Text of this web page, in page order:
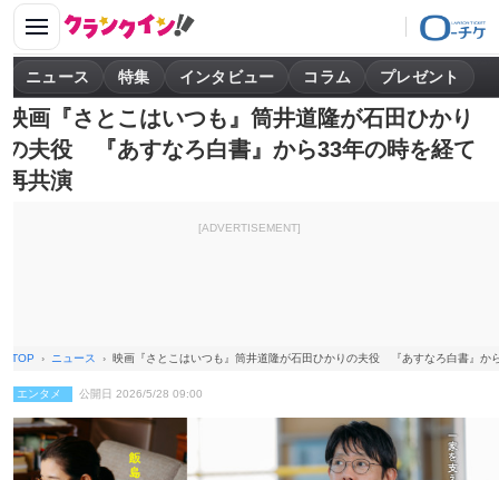
ニュース 特集 インタビュー コラム プレゼント
映画『さとこはいつも』筒井道隆が石田ひかり
の夫役 『あすなろ白書』から33年の時を経て
再共演
[ADVERTISEMENT]
TOP ニュース 映画『さとこはいつも』筒井道隆が石田ひかりの夫役 『あすなろ白書』か
エンタメ 公開日 2026/5/28 09:00